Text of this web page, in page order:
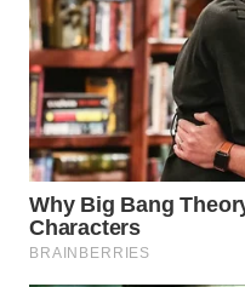
WN
SULSEL
WN
GORONTALO
WN
SULUT